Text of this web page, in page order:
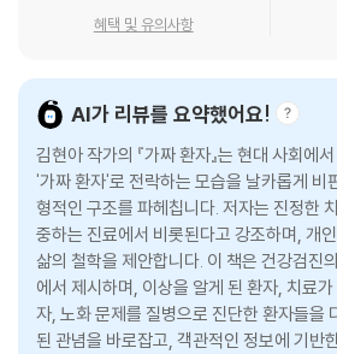
보면 변화가 없습니다. 역학자들은 이런 양상
--- 「“제가 암에 걸렸어요” 갑상선암 진단에
나 하나 아프면 가족까지 모두 나락으로 떨어
살고 있습니다. 노인 빈곤율은 OECD 최고 수
봄 시스템은 턱없이 부족하기 때문에 나이 들
건강 문제들을 느긋하게 바라볼 수만도 없습니
릴 수밖에 없는 이유입니다.
--- 「오징어 게임: 돈과 건강에 목숨 걸 수밖에
을 권하고, 치매를 낫게 한다며 효과가 검증되
지어 심장이 정지한 환자에게 무의미한 연명
생과 사의 숙명마저 의술로 치료하려 드는 노
물 붓듯 환자에게 끝 모를 의료비를 지출하게
나 미미한 수준에 그친다. 저자는 ‘마법의 신약’
명의 연구 개발 계획들이 노인 빈곤 해결과 돌
어야 할 보건 관련 예산을 싹쓸이해가는 씁쓸
연한 과정으로 노화와 죽음을 바라보는 철학이
죽음’이라는 이분법적 인식이 자리 잡으면서
인 혐오가 퍼져나가기도 한다.
혜택 및 유의사항
AI가 리뷰를 요약했어요!
김현아 작가의 『가짜 환자』는 현대 사회에
'가짜 환자'로 전락하는 모습을 날카롭게 비
형적인 구조를 파헤칩니다. 저자는 진정한
중하는 진료에서 비롯된다고 강조하며, 개
삶의 철학을 제안합니다. 이 책은 건강검진
에서 제시하며, 이상을 알게 된 환자, 치료
자, 노화 문제를 질병으로 진단한 환자들을
된 관념을 바로잡고, 객관적인 정보에 기반